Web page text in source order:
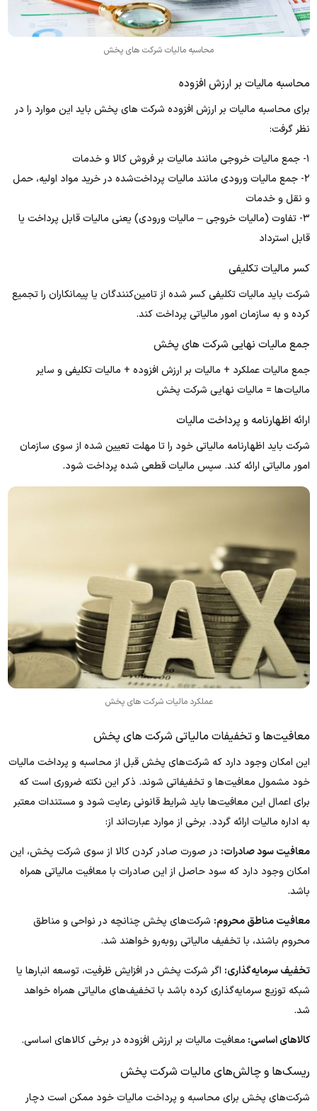
محاسبه مالیات شرکت های پخش
محاسبه مالیات بر ارزش افزوده
برای محاسبه مالیات بر ارزش افزوده شرکت های پخش باید این موارد را در
نظر گرفت:
۱- جمع مالیات خروجی مانند مالیات بر فروش کالا و خدمات
۲- جمع مالیات ورودی مانند مالیات پرداخت‌شده در خرید مواد اولیه، حمل
و نقل و خدمات
۳- تفاوت (مالیات خروجی – مالیات ورودی) یعنی مالیات قابل پرداخت یا
قابل استرداد
کسر مالیات تکلیفی
شرکت باید مالیات تکلیفی کسر شده از تامین‌کنندگان یا پیمانکاران را تجمیع
کرده و به سازمان امور مالیاتی پرداخت کند.
جمع مالیات نهایی شرکت های پخش
جمع مالیات عملکرد + مالیات بر ارزش افزوده + مالیات تکلیفی و سایر
مالیات‌ها = مالیات نهایی شرکت پخش
ارائه اظهارنامه و پرداخت مالیات
شرکت باید اظهارنامه مالیاتی خود را تا مهلت تعیین شده از سوی سازمان
امور مالیاتی ارائه کند. سپس مالیات قطعی شده پرداخت شود.
عملکرد مالیات شرکت های پخش
معافیت‌ها و تخفیفات مالیاتی شرکت‌ های پخش
این امکان وجود دارد که شرکت‌های پخش قبل از محاسبه و پرداخت مالیات
خود مشمول معافیت‌ها و تخفیفاتی شوند. ذکر این نکته ضروری است که
برای اعمال این معافیت‌ها باید شرایط قانونی رعایت شود و مستندات معتبر
به اداره مالیات ارائه گردد. برخی از موارد عبارت‌اند از:
معافیت سود صادرات: در صورت صادر کردن کالا از سوی شرکت پخش، این
امکان وجود دارد که سود حاصل از این صادرات با معافیت مالیاتی همراه
باشد.
معافیت مناطق محروم: شرکت‌های پخش چنانچه در نواحی و مناطق
محروم باشند، با تخفیف مالیاتی روبه‌رو خواهند شد.
تخفیف سرمایه‌گذاری: اگر شرکت پخش در افزایش ظرفیت، توسعه انبارها یا
شبکه توزیع سرمایه‌گذاری کرده باشد با تخفیف‌های مالیاتی همراه خواهد
شد.
کالاهای اساسی: معافیت مالیات بر ارزش افزوده در برخی کالاهای اساسی.
ریسک‌ها و چالش‌های مالیات شرکت پخش
شرکت‌های پخش برای محاسبه و پرداخت مالیات خود ممکن است دچار